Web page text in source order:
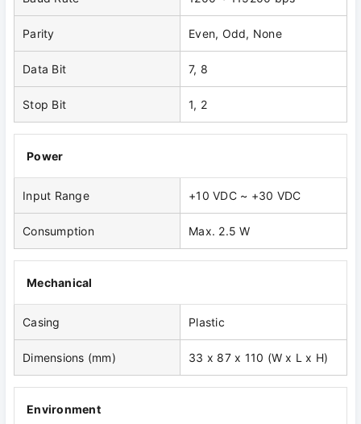
Parity Even, Odd, None
Data Bit 7, 8
Stop Bit 1, 2
Power
Input Range +10 VDC ~ +30 VDC
Consumption Max. 2.5 W
Mechanical
Casing Plastic
Dimensions (mm) 33 x 87 x 110 (W x L x H)
Environment